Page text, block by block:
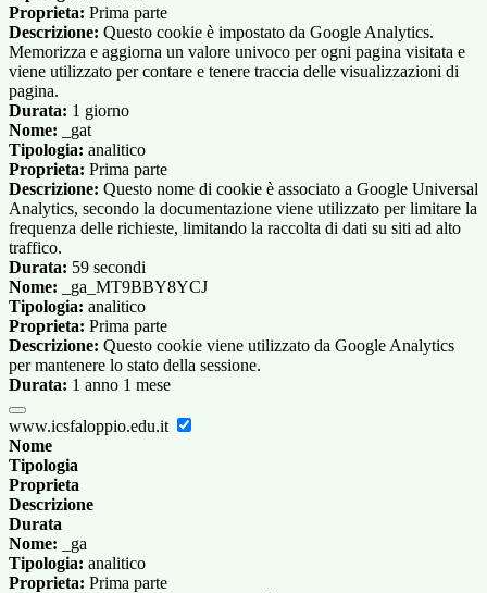
Proprieta: Prima parte
Descrizione: Questo cookie è impostato da Google Analytics.
Memorizza e aggiorna un valore univoco per ogni pagina visitata e
viene utilizzato per contare e tenere traccia delle visualizzazioni di
pagina.
Durata: 1 giorno
Nome: _gat
Tipologia: analitico
Proprieta: Prima parte
Descrizione: Questo nome di cookie è associato a Google Universal
Analytics, secondo la documentazione viene utilizzato per limitare la
frequenza delle richieste, limitando la raccolta di dati su siti ad alto
traffico.
Durata: 59 secondi
Nome: _ga_MT9BBY8YCJ
Tipologia: analitico
Proprieta: Prima parte
Descrizione: Questo cookie viene utilizzato da Google Analytics
per mantenere lo stato della sessione.
Durata: 1 anno 1 mese
www.icsfaloppio.edu.it
Nome
Tipologia
Proprieta
Descrizione
Durata
Nome: _ga
Tipologia: analitico
Proprieta: Prima parte